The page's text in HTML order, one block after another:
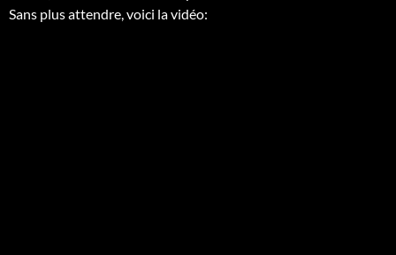
Sans plus attendre, voici la vidéo: